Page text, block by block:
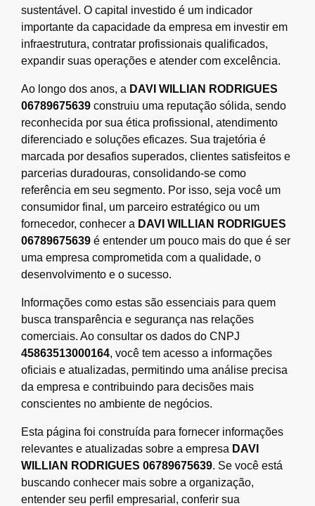
sustentável. O capital investido é um indicador
importante da capacidade da empresa em investir em
infraestrutura, contratar profissionais qualificados,
expandir suas operações e atender com excelência.
Ao longo dos anos, a DAVI WILLIAN RODRIGUES
06789675639 construiu uma reputação sólida, sendo
reconhecida por sua ética profissional, atendimento
diferenciado e soluções eficazes. Sua trajetória é
marcada por desafios superados, clientes satisfeitos e
parcerias duradouras, consolidando-se como
referência em seu segmento. Por isso, seja você um
consumidor final, um parceiro estratégico ou um
fornecedor, conhecer a DAVI WILLIAN RODRIGUES
06789675639 é entender um pouco mais do que é ser
uma empresa comprometida com a qualidade, o
desenvolvimento e o sucesso.
Informações como estas são essenciais para quem
busca transparência e segurança nas relações
comerciais. Ao consultar os dados do CNPJ
45863513000164, você tem acesso a informações
oficiais e atualizadas, permitindo uma análise precisa
da empresa e contribuindo para decisões mais
conscientes no ambiente de negócios.
Esta página foi construída para fornecer informações
relevantes e atualizadas sobre a empresa DAVI
WILLIAN RODRIGUES 06789675639. Se você está
buscando conhecer mais sobre a organização,
entender seu perfil empresarial, conferir sua